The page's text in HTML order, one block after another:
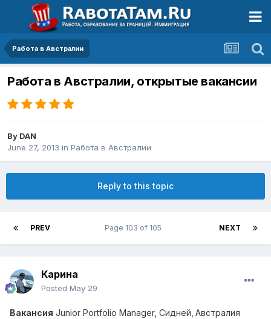
Работа в Австралии
Работа в Австралии, открытые вакансии
By DAN
June 27, 2013 in Работа в Австралии
Reply to this topic
PREV NEXT
Page 103 of 105
Карина
Posted May 29
Вакансия Junior Portfolio Manager, Сидней Австралия